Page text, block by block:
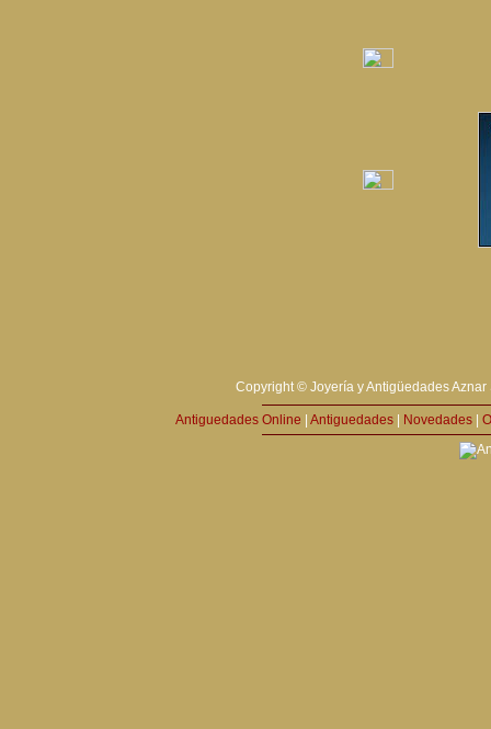
Copyright © Joyería y Antigüedades
Antiguedades Online Antiguedades Novedades